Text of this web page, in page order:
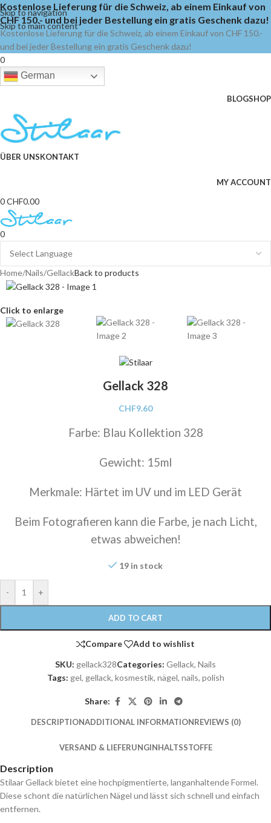
Skip to navigation
Skip to main content
Kostenlose Lieferung für die Schweiz, ab einem Einkauf von
CHF 150.- und bei jeder Bestellung ein gratis Geschenk dazu!
Kostenlose Lieferung für die Schweiz, ab einem Einkauf von CHF 150.-
und bei jeder Bestellung ein gratis Geschenk dazu!
0
German
BLOGSHOP
ÜBER UNSKONTAKT
MY ACCOUNT
0CHF0.00
0
Home/Nails/GellackBack to products
Click to enlarge
Gellack 328
CHF9.60
Farbe: Blau Kollektion 328
Gewicht: 15ml
Merkmale: Härtet im UV und im LED Gerät
Beim Fotografieren kann die Farbe, je nach Licht,
etwas abweichen!
19 in stock
- +
ADD TO CART
Compare
Add to wishlist
SKU: gellack328Categories: Gellack, Nails
Tags: gel, gellack, kosmestik, nägel, nails, polish
Share:
DESCRIPTIONADDITIONAL INFORMATIONREVIEWS (0)
VERSAND & LIEFERUNGINHALTSSTOFFE
Description
Stilaar Gellack bietet eine hochpigmentierte, langanhaltende Formel.
Diese schont die natürlichen Nägel und lässt sich schnell und einfach
entfernen.